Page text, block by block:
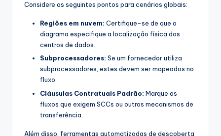
Considere os seguintes pontos para cenários globais:
Regiões em nuvem: Certifique-se de que o
diagrama especifique a localização física dos
centros de dados.
Subprocessadores: Se um fornecedor utiliza
subprocessadores, estes devem ser mapeados no
fluxo.
Cláusulas Contratuais Padrão: Marque os
fluxos que exigem SCCs ou outros mecanismos de
transferência.
Além disso, ferramentas automatizadas de descoberta